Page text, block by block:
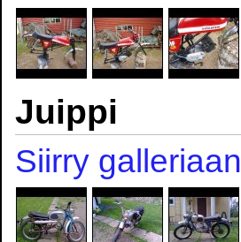
Juippi
Siirry galleriaan